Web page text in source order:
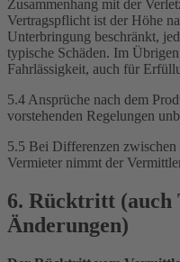
Zusammenhang mit der
Vertragspflicht ist der Höhe
Unterbringung beschränkt,
typische Schäden. Im
Fahrlässigkeit, auch für
5.4 Ansprüche nach dem
vorstehenden Regelungen
5.5 Bei Differenzen
Vermieter nimmt der
6. Rücktritt
Änderungen)